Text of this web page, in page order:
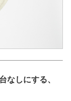
しにする、